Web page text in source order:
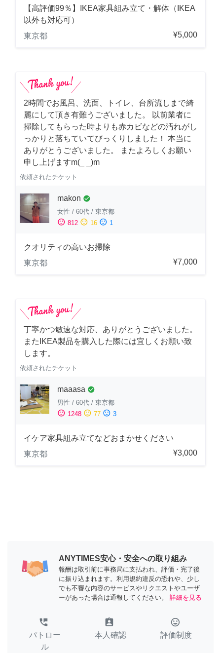
【高評価99％】IKEA家具組み立て・解体（IKEA
以外も対応可）
東京都
¥5,000
2時間でお風呂、洗面、トイレ、台所流しまで綺
麗にして頂き有難うございました。 以前業者に
掃除してもらった時よりも赤カビなどの汚れがし
っかりと落ちていてびっくりしました！ 本当に
ありがとうございました。 またよろしくお願い
申し上げますm(_ _)m
依頼されたチケット
makon check_circle
女性 / 60代 / 東京都
sentiment_satisfied 812 sentiment_neutral 16 sentiment_dissatisfied 1
クオリティの高いお掃除
東京都
¥7,000
丁寧かつ敏速な対応、ありがとうございました。
またIKEA製品を購入した際には宜しくお願い致
します。
依頼されたチケット
maaasa check_circle
男性 / 60代 / 東京都
sentiment_satisfied 1248 sentiment_neutral 77 sentiment_dissatisfied 3
イケア家具組み立てなどおまかせください
東京都
¥3,000
ANYTIMES安心・安全への取り組み
報酬は取引前に事務局に支払われ、評価・完了後
に振り込まれます。利用規約違反の恐れや、少し
でも不審な内容のサービスやリクエストやユーザ
ーがあった場合は通報してください。
詳細を見る
perm_phone_msg
パトロー
ル
assignment_ind
本人確認
tag_faces
評価制度